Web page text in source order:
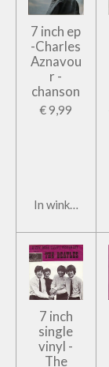
7 inch ep
-Charles
Aznavou
r -
chanson
€ 9,99
In winkelwagen
7 inch
single
vinyl -
The